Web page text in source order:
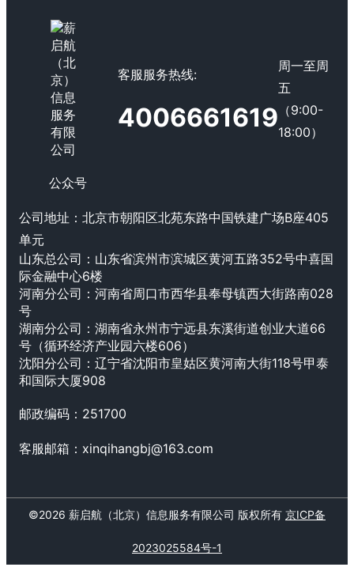
公众号
客服服务热线:
4006661619
周一至周
五
（9:00-
18:00）
公司地址： 北京市朝阳区北苑东路中国铁建广场B座405
单元
山东总公司：山东省滨州市滨城区黄河五路352号中喜国
际金融中心6楼
河南分公司： 河南省周口市西华县奉母镇西大街路南028
号
湖南分公司：湖南省永州市宁远县东溪街道创业大道66
号（循环经济产业园六楼606）
沈阳分公司：辽宁省沈阳市皇姑区黄河南大街118号甲泰
和国际大厦908
邮政编码： 251700
客服邮箱： xinqihangbj@163.com
©2026 薪启航（北京）信息服务有限公司 版权所有 京ICP备
2023025584号-1